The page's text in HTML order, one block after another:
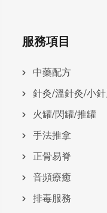
服務項目
中藥配方
針灸/溫針灸/小針
火罐/閃罐/推罐
手法推拿
正骨易脊
⾳頻療癒
排毒服務